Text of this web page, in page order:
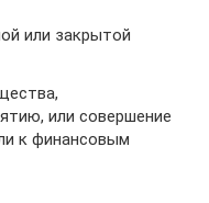
или закрытой
или совершение
к финансовым